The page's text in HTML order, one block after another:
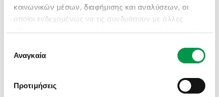
κοινωνικών μέσων, διαφήμισης και αναλύσεων, οι
οποίοι ενδεχομένως να τις συνδυάσουν με άλλες
χρήση των υπηρεσιών τους.
συγκατάθεσης
Αναγκαία
Προτιμήσεις
APPLICATION ERROR: A CLIENT-SIDE EXCEPTION HAS